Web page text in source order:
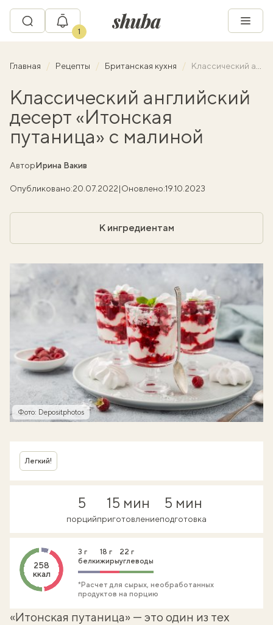
1
Главная Рецепты Британская кухня Классический английский десерт «Итонская путаница» с малиной
Классический английский
десерт «Итонская
путаница» с малиной
АвторИрина Вакив
Опубликовано:20.07.2022|Оновлено:19.10.2023
К ингредиентам
Фото: Depositphotos
Легкий!
5
порций
15 мин
приготовление
5 мин
подготовка
258
ккал
3 г
белки
18 г
жиры
22 г
углеводы
*Расчет для сырых, необработанных
продуктов на порцию
«Итонская путаница» — это один из тех